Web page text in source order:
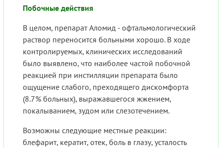
Побочные действия
В целом, препарат Аломид - офтальмологический
раствор переносится больными хорошо. В ходе
контролируемых, клинических исследований
было выявлено, что наиболее частой побочной
реакцией при инстилляции препарата было
ощущение слабого, преходящего дискомфорта
(8.7% больных), выражавшегося жжением,
покалыванием, зудом или слезотечением.
Возможны следующие местные реакции:
блефарит, кератит, отек, боль в глазу, усталость